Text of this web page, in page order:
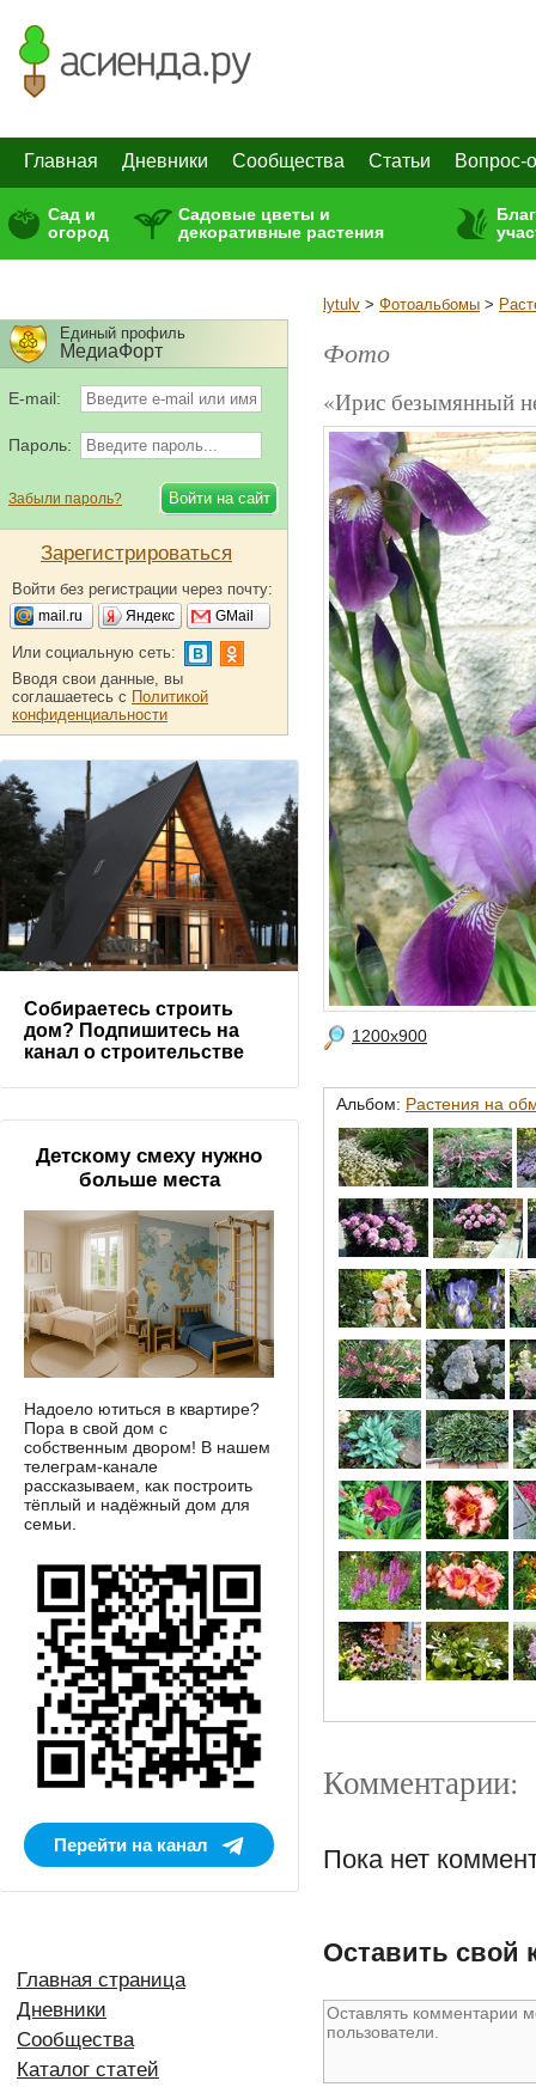
Главная Дневники Сообщества Статьи Вопрос-
Сад и
огород
Садовые цветы и
декоративные растения
lytulv > Фотоальбомы >
Фото
«Ирис безымянный
1200x900
Альбом: Растения на
Комментарии:
Пока нет
Оставить свой
Единый профиль
МедиаФорт
E-mail:
Пароль:
Забыли пароль?
Зарегистрироваться
Войти без регистрации через почту:
mail.ru Яндекс GMail
Или социальную сеть:
Вводя свои данные, вы
соглашаетесь с Политикой
конфиденциальности
Собираетесь строить
дом? Подпишитесь на
канал о строительстве
Детскому смеху нужно
больше места
Надоело ютиться в квартире?
Пора в свой дом с
собственным двором! В нашем
телеграм-канале
рассказываем, как построить
тёплый и надёжный дом для
семьи.
Перейти на канал
Главная страница
Дневники
Сообщества
Каталог статей